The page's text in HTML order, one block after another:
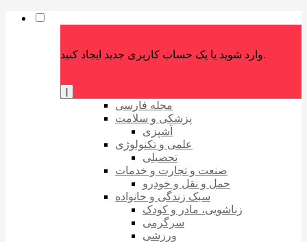
وارد شوید یا یک حساب کاربری جدید ایجاد کنید.
مجله فارسی
پزشکی و سلامت
آشپزی
علمی و تکنولوژی
تحصیلی
صنعت و تجارت و خدمات
حمل و نقل و خودرو
سبک زندگی و خانواده
زناشویی، مادر و کودک
سرگرمی
ورزشی